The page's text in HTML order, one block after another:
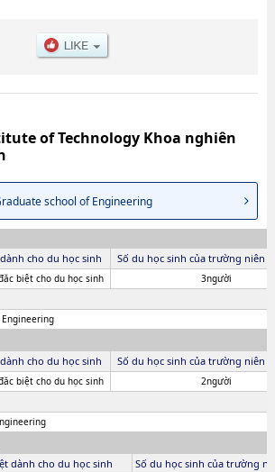
of Technology Khoa nghiên
school of Engineering
cho du học sinh Số du học sinh của trường niên
biệt cho du học sinh 3người
cho du học sinh Số du học sinh của trường niên
biệt cho du học sinh 2người
dành cho du học sinh Số du học sinh của trường